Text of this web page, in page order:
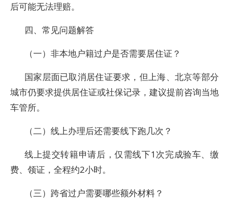
后可能无法理赔。
四、常见问题解答
（一）非本地户籍过户是否需要居住证？
国家层面已取消居住证要求，但上海、北京等部分
城市仍要求提供居住证或社保记录，建议提前咨询当地
车管所。
（二）线上办理后还需要线下跑几次？
线上提交转籍申请后，仅需线下1次完成验车、缴
费、领证，全程约2小时。
（三）跨省过户需要哪些额外材料？